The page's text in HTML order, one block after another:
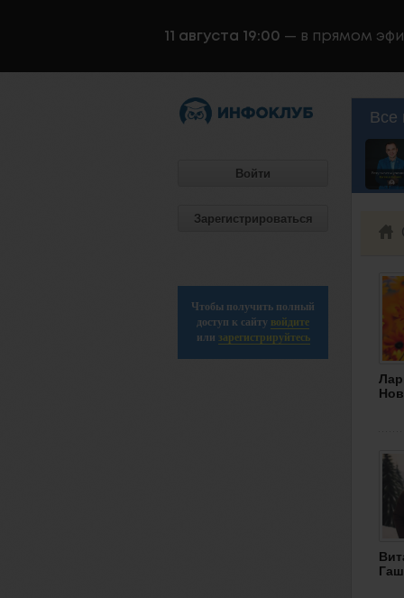
11 августа 19:00 — в прямом
Войти
Зарегистрироваться
Чтобы получить полный
доступ к сайту войдите
или зарегистрируйтесь
Все